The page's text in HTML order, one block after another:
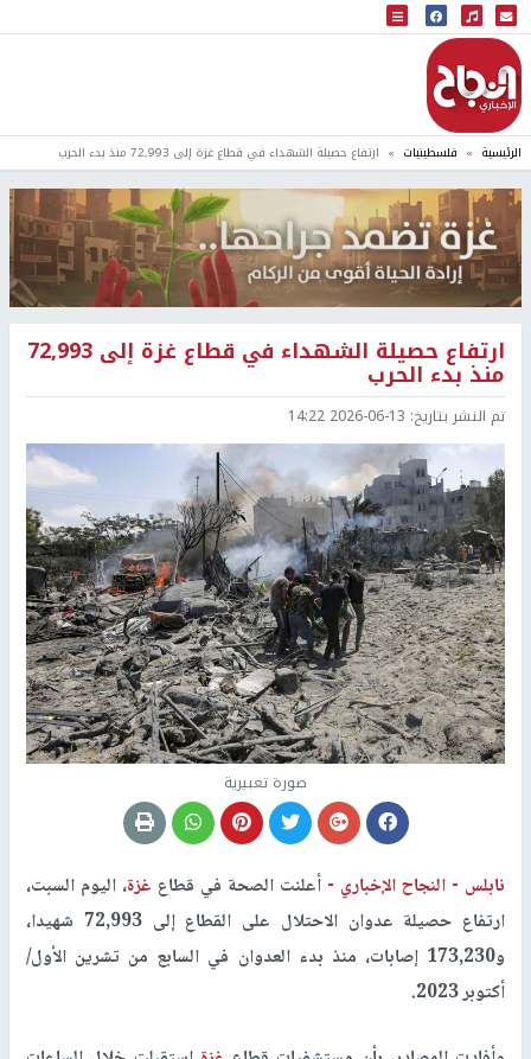
البث المباشر
إذاعة النجاح
الرئيسية فلسطينيات ارتفاع حصيلة الشهداء في قطاع غزة إلى 72,993 منذ بدء الحرب
ارتفاع حصيلة الشهداء في قطاع غزة إلى 72,993
منذ بدء الحرب
تم النشر بتاريخ: 2026-06-13 14:22
صورة تعبيرية
نابلس - النجاح الإخباري - أعلنت الصحة في قطاع غزة، اليوم السبت،
ارتفاع حصيلة عدوان الاحتلال على القطاع إلى 72,993 شهيدا،
و173,230 إصابات، منذ بدء العدوان في السابع من تشرين الأول/
أكتوبر 2023.